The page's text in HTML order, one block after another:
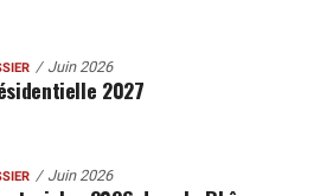
Juin 2026
2027
Juin 2026